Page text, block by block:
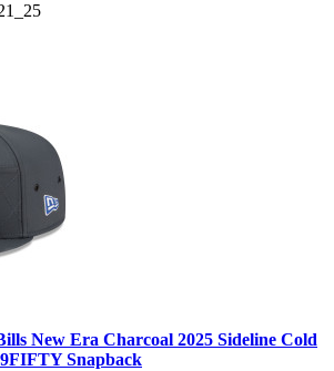
New Era Charcoal 2025 Sideline Cold
Snapback